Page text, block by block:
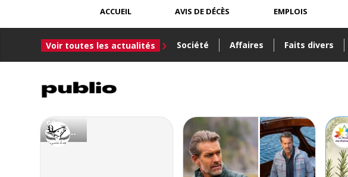
ACCUEIL
Voir toutes les actualités Société Affaires Faits divers
AVIS DE DÉCÈS EMPLOIS